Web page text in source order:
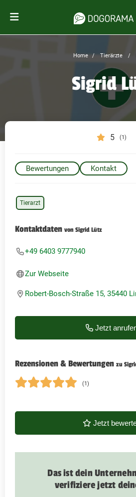
Home Tierärzte
Sigrid
5 (1)
Bewertungen Kontakt
Tierarzt
Kontaktdaten von Sigrid Lütz
+49 6403 9777940
Zur Webseite
Robert-Bosch-Straße 15, 35440
Jetzt
Rezensionen & Bewertungen zu
(1)
Jetzt
Das ist dein
verifiziere jetzt